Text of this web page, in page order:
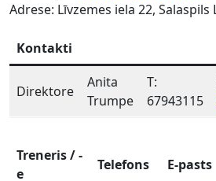
Adrese: Līvzemes iela 22, Salaspils
Kontakti
Direktore
Anita
Trumpe
T:
67943115
Treneris / -
e
Telefons E-pasts